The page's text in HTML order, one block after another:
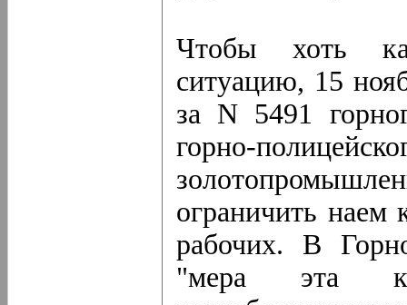
Чтобы хоть
ситуацию, 15
за N 5491
горно-
ограничить наем
рабочих. В
"мера эта